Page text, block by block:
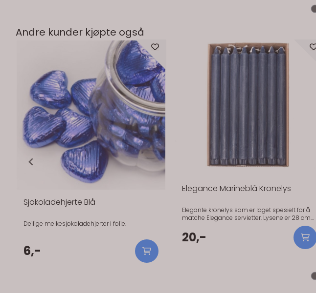
Andre kunder kjøpte også
Servietter Elegance Marineblå
Marineblå gir litt tyngde til bordet. Det føles
mer satt. De er gode når du vil ha en tydelig
kontrast. Holder seg pene gjennom hele
måltidet og tåler litt bruk. Fargen gjør seg
spesielt godt mot hvitt servise. Gir en klar og
rolig kontrast uten å bli skarp. Praktisk info:
Størrelse: 40 x 40 cm Antall: 15 stk Materiale:
Papir (3-lags, FSC-sertifisert) Serie: Elegance
79,-
Lilla Sommerfugl Serviettring